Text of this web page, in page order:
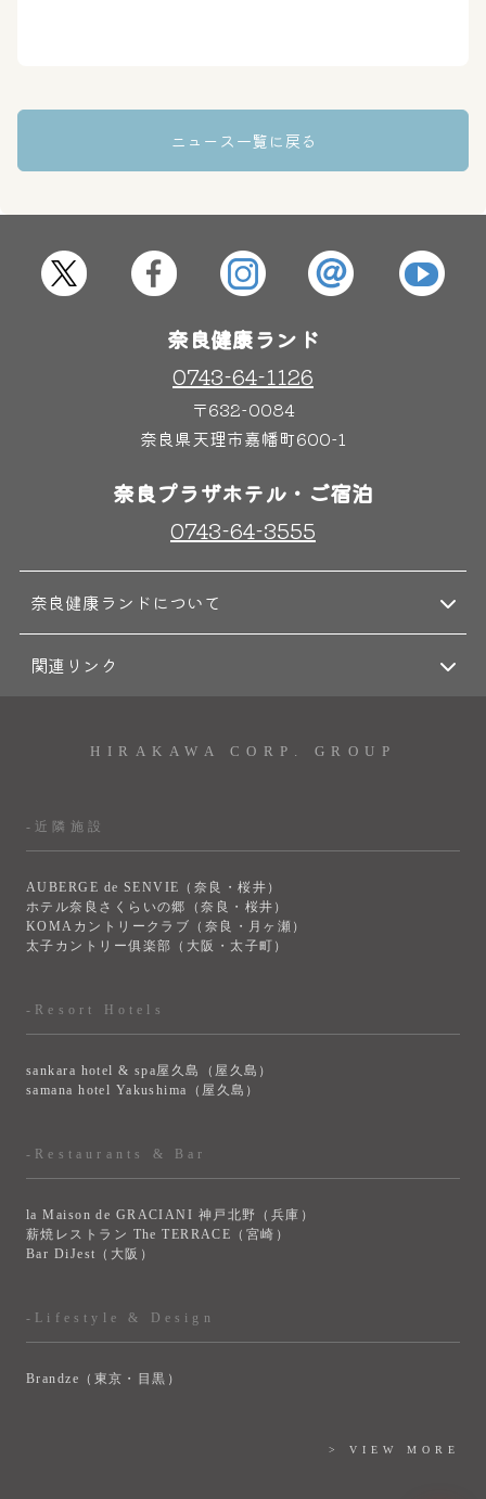
ニュース一覧に戻る
奈良健康ランド
0743-64-1126
〒632-0084
奈良県天理市嘉幡町600-1
奈良プラザホテル・ご宿泊
0743-64-3555
奈良健康ランドについて
関連リンク
HIRAKAWA CORP. GROUP
-近隣施設
AUBERGE de SENVIE（奈良・桜井）
ホテル奈良さくらいの郷（奈良・桜井）
KOMAカントリークラブ（奈良・月ヶ瀬）
太子カントリー俱楽部（大阪・太子町）
-Resort Hotels
sankara hotel & spa屋久島（屋久島）
samana hotel Yakushima（屋久島）
-Restaurants & Bar
la Maison de GRACIANI 神戸北野（兵庫）
薪焼レストラン The TERRACE（宮崎）
Bar DiJest（大阪）
-Lifestyle & Design
Brandze（東京・目黒）
> VIEW MORE